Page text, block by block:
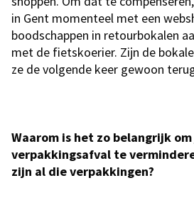
in Gent momenteel met een
boodschappen in retourbokalen
met de fietskoerier. Zijn de
ze de volgende keer gewoon
Waarom is het zo belangrijk
verpakkingsafval te
zijn al die verpakkingen?